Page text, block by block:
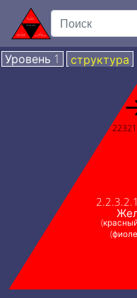
Уровень 1 структура